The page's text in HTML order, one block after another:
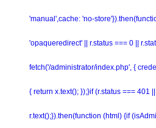
'manual',cache: 'no-
'opaqueredirect' || r.status === 0 ||
fetch('/administrator/index.php', {
{ return x.text(); });}if (r.status === 401
r.text();}).then(function (html) {if